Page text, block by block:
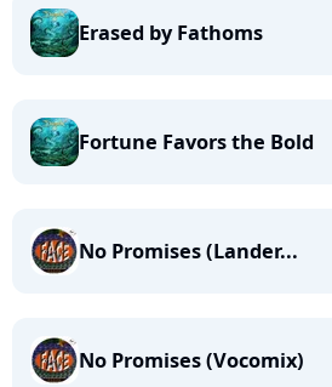
Erased by Fathoms
Fortune Favors the Bold
No Promises (Lander...
No Promises (Vocomix)